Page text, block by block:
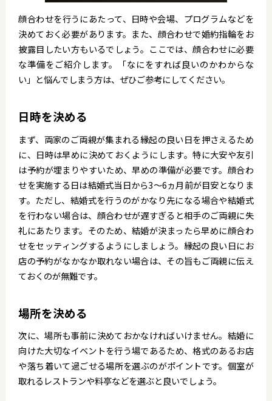
顔合わせを行うにあたって、日時や会場、プログラムなどを
決めておく必要があります。また、顔合わせで婚約指輪をお
披露目したい方もいるでしょう。ここでは、顔合わせに必要
な準備をご紹介します。「なにをすれば良いのかわからな
い」と悩んでしまう方は、ぜひご参考にしてください。
日時を決める
まず、両家のご両親が集まれる縁起の良い日を押さえるため
に、日時は早めに決めておくようにします。特に大安や友引
は予約が埋まりやすいため、早めの準備が必要です。顔合わ
せを実施する日は結婚式当日から3～6ヵ月前が目安となりま
す。ただし、結婚式を行うのがかなり先になる場合や結婚式
を行わない場合は、顔合わせが遅すぎると相手のご両親に失
礼にあたります。そのため、結婚が決まったら早めに顔合わ
せをセッティングするようにしましょう。縁起の良い日にお
店の予約がなかなか取れない場合は、その旨もご両親に伝え
ておくのが無難です。
場所を決める
次に、場所も事前に決めておかなければいけません。結婚に
向けた大切なイベントを行う場であるため、格式のあるお店
や落ち着いて過ごせる場所を選ぶのがポイントです。個室が
取れるレストランや料亭などを選ぶと良いでしょう。